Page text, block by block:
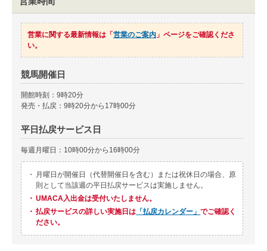
営業に関する最新情報は「営業のご案内 」ページをご確認くださ
い。
競馬開催日
開館時刻：9時20分
発売・払戻：9時20分から17時00分
平日払戻サービス日
毎週月曜日：10時00分から16時00分
・
月曜日が開催日（代替開催日を含む）または祝休日の場合、原
則として当該週の平日払戻サービスは実施しません。
・ UMACA入出金は受付いたしません。
・ 払戻サービスの詳しい実施日は 「払戻カレンダー」でご確認く
ださい。